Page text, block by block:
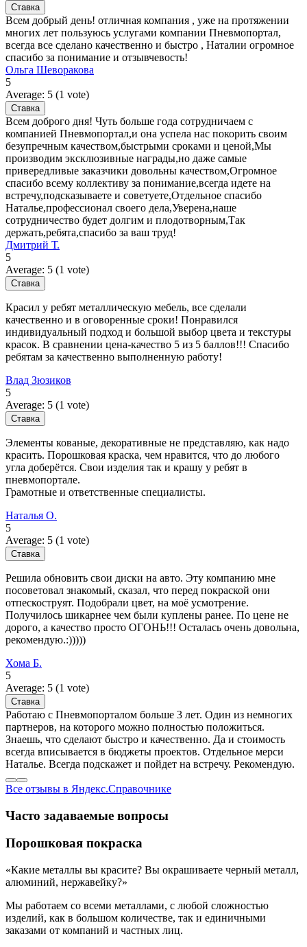
Всем добрый день! отличная компания , уже на протяжении
многих лет пользуюсь услугами компании Пневмопортал,
всегда все сделано качественно и быстро , Наталии огромное
спасибо за понимание и отзывчевость!
Ольга Шеворакова
5
Average: 5 (1 vote)
Всем доброго дня! Чуть больше года сотрудничаем с
компанией Пневмопортал,и она успела нас покорить своим
безупречным качеством,быстрыми сроками и ценой,Мы
производим эксклюзивные награды,но даже самые
привередливые заказчики довольны качеством,Огромное
спасибо всему коллективу за понимание,всегда идете на
встречу,подсказываете и советуете,Отдельное спасибо
Наталье,профессионал своего дела,Уверена,наше
сотрудничество будет долгим и плодотворным,Так
держать,ребята,спасибо за ваш труд!
Дмитрий Т.
5
Average: 5 (1 vote)
Красил у ребят металлическую мебель, все сделали
качественно и в оговоренные сроки! Понравился
индивидуальный подход и большой выбор цвета и текстуры
красок. В сравнении цена-качество 5 из 5 баллов!!! Спасибо
ребятам за качественно выполненную работу!
Влад Зюзиков
5
Average: 5 (1 vote)
Элементы кованые, декоративные не представляю, как надо
красить. Порошковая краска, чем нравится, что до любого
угла доберётся. Свои изделия так и крашу у ребят в
пневмопортале.
Грамотные и ответственные специалисты.
Наталья О.
5
Average: 5 (1 vote)
Решила обновить свои диски на авто. Эту компанию мне
посоветовал знакомый, сказал, что перед покраской они
отпескоструят. Подобрали цвет, на моё усмотрение.
Получилось шикарнее чем были куплены ранее. По цене не
дорого, а качество просто ОГОНЬ!!! Осталась очень довольна,
рекомендую.:)))))
Хома Б.
5
Average: 5 (1 vote)
Работаю с Пневмопорталом больше 3 лет. Один из немногих
партнеров, на которого можно полностью положиться.
Знаешь, что сделают быстро и качественно. Да и стоимость
всегда вписывается в бюджеты проектов. Отдельное мерси
Наталье. Всегда подскажет и пойдет на встречу. Рекомендую.
Все отзывы в Яндекс.Справочнике
Часто задаваемые вопросы
Порошковая покраска
«Какие металлы вы красите? Вы окрашиваете черный металл,
алюминий, нержавейку?»
Мы работаем со всеми металлами, с любой сложностью
изделий, как в большом количестве, так и единичными
заказами от компаний и частных лиц.